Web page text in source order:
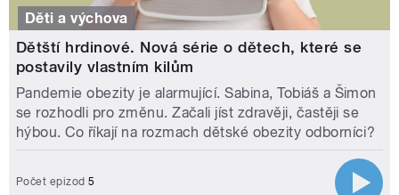
Děti a výchova
Dětští hrdinové. Nová série o dětech, které se
postavily vlastním kilům
Pandemie obezity je alarmující. Sabina, Tobiáš a Šimon
se rozhodli pro změnu. Začali jíst zdravěji, častěji se
hýbou. Co říkají na rozmach dětské obezity odborníci?
Počet epizod 5